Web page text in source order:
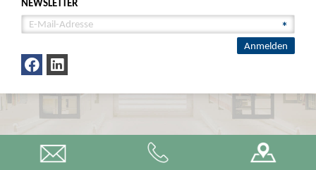
NEWSLETTER